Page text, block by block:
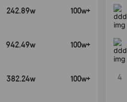
242.89w 100w+
942.49w 100w+
382.24w 100w+ 4